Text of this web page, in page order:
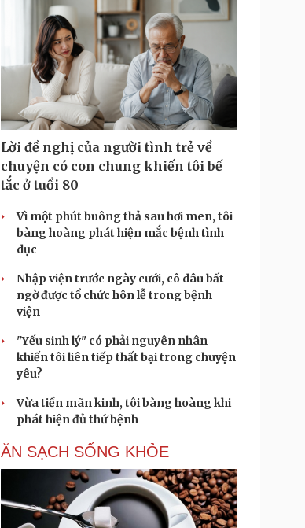
Lời đề nghị của người tình trẻ về
chuyện có con chung khiến tôi bế
tắc ở tuổi 80
Vì một phút buông thả sau hơi men, tôi
bàng hoàng phát hiện mắc bệnh tình
dục
Nhập viện trước ngày cưới, cô dâu bất
ngờ được tổ chức hôn lễ trong bệnh
viện
"Yếu sinh lý" có phải nguyên nhân
khiến tôi liên tiếp thất bại trong chuyện
yêu?
Vừa tiền mãn kinh, tôi bàng hoàng khi
phát hiện đủ thứ bệnh
ĂN SẠCH SỐNG KHỎE